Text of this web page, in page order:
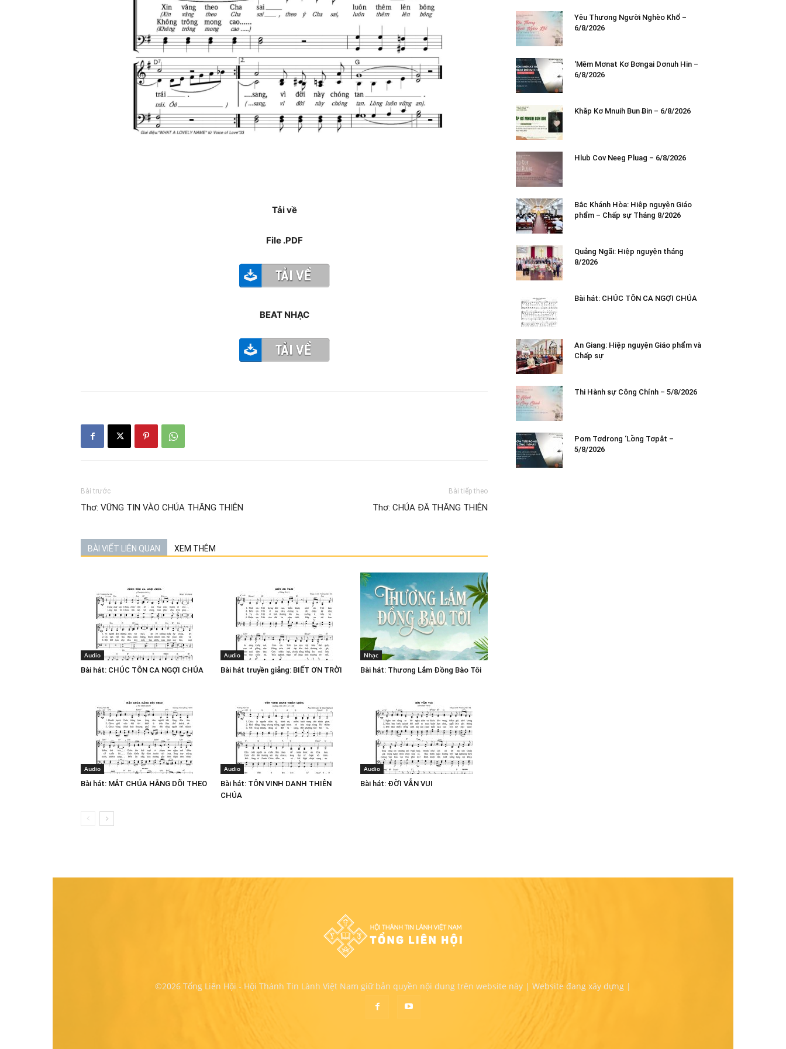
Tải về
File .PDF
BEAT NHẠC
Bài trước
Thơ: VỮNG TIN VÀO CHÚA THĂNG THIÊN
Bài tiếp theo
Thơ: CHÚA ĐÃ THĂNG THIÊN
BÀI VIẾT LIÊN QUAN XEM THÊM
Audio
Bài hát: CHÚC TÔN CA NGỢI CHÚA
Audio
Bài hát truyền giảng: BIẾT ƠN TRỜI
Nhạc
Bài hát: Thương Lắm Đồng Bào Tôi
Audio
Bài hát: MẮT CHÚA HẰNG DÕI THEO
Audio
Bài hát: TÔN VINH DANH THIÊN
CHÚA
Audio
Bài hát: ĐỜI VẪN VUI
Yêu Thương Người Nghèo Khổ –
6/8/2026
‘Mêm Mơnat Kơ Bơngai Dơnuh Hin –
6/8/2026
Khăp Kơ Mnuih Bun Ƀin – 6/8/2026
Hlub Cov Neeg Pluag – 6/8/2026
Bắc Khánh Hòa: Hiệp nguyện Giáo
phẩm – Chấp sự Tháng 8/2026
Quảng Ngãi: Hiệp nguyện tháng
8/2026
Bài hát: CHÚC TÔN CA NGỢI CHÚA
An Giang: Hiệp nguyện Giáo phẩm và
Chấp sự
Thi Hành sự Công Chính – 5/8/2026
Pơm Tơdrong ‘Lơ̆ng Tơpăt –
5/8/2026
©2026 Tổng Liên Hội - Hội Thánh Tin Lành Việt Nam giữ bản quyền nội dung trên website này | Website đang xây dựng |